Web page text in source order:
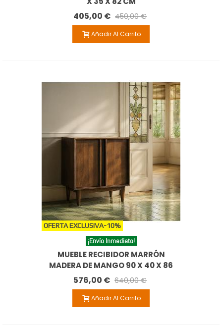
405,00 € 450,00 €
Añadir Al Carrito
OFERTA EXCLUSIVA-10%
¡Envío Inmediato!
MUEBLE RECIBIDOR MARRÓN
MADERA DE MANGO 90 X 40 X 86
CM
576,00 € 640,00 €
Añadir Al Carrito